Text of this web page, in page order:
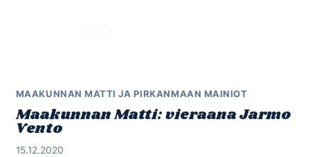
MAAKUNNAN MATTI JA PIRKANMAAN MAINIOT
Maakunnan Matti: vieraana Jarmo
Vento
15.12.2020